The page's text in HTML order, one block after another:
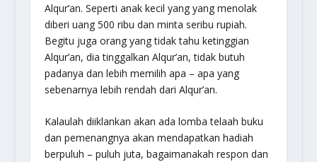
Alqur’an. Seperti anak kecil yang yang menolak
diberi uang 500 ribu dan minta seribu rupiah.
Begitu juga orang yang tidak tahu ketinggian
Alqur’an, dia tinggalkan Alqur’an, tidak butuh
padanya dan lebih memilih apa – apa yang
sebenarnya lebih rendah dari Alqur’an.
Kalaulah diiklankan akan ada lomba telaah buku
dan pemenangnya akan mendapatkan hadiah
berpuluh – puluh juta, bagaimanakah respon dan